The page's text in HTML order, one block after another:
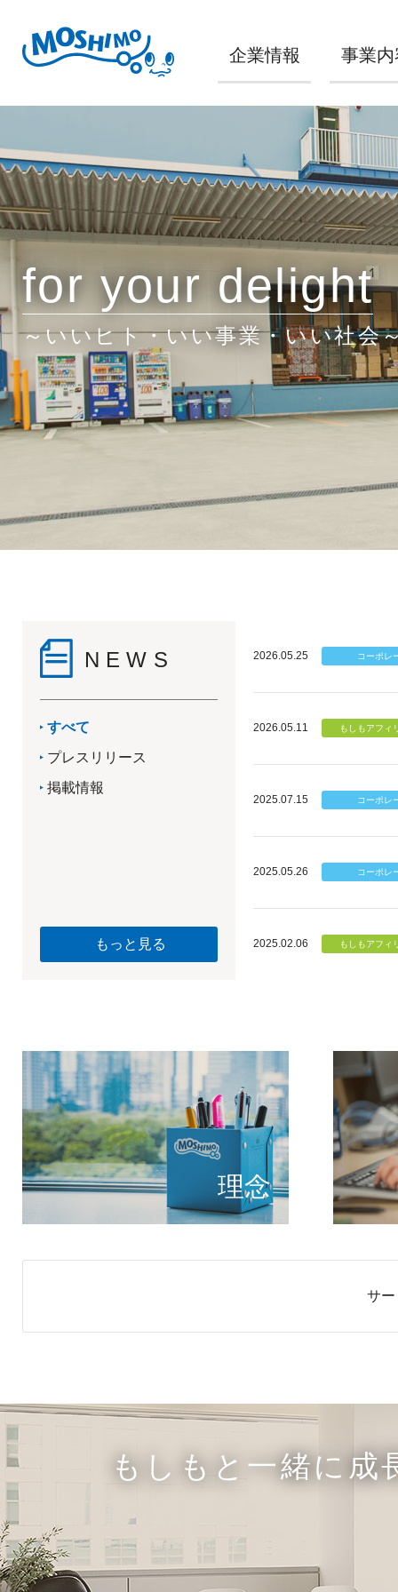
企業情報 事業内
for your delight
～いいヒト・いい事業・いい社会
NEWS
すべて
プレスリリース
掲載情報
もっと見る
2026.05.25
2026.05.11
2025.07.15
2025.05.26
2025.02.06
理念
個のチ
もしもが描く未
サ
もしもと一緒に成